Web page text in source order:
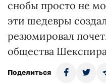
снобы просто не
эти шедевры
резюмировал
общества
Поделиться